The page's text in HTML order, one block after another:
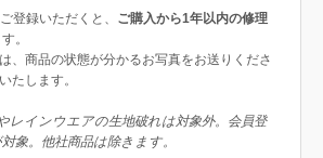
登録いただくと、 ご購入から1年以内の修理
。
、商品の状態が分かるお写真をお送りくださ
たします。
レインウエアの生地破れは対象外。会員登
象。他社商品は除きます。